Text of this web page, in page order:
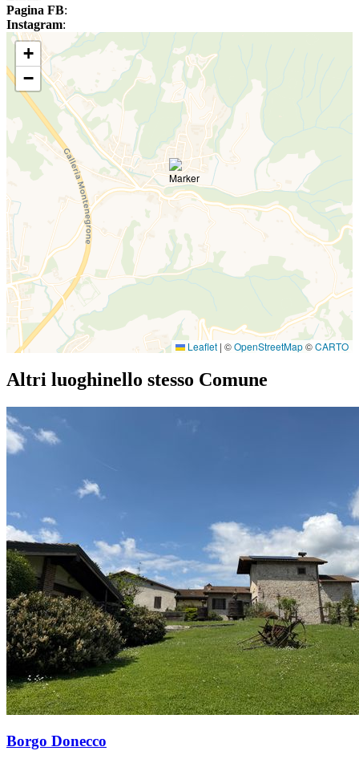
Pagina FB:
Instagram:
+
−
Leaflet | ©OpenStreetMap©CARTO
Altri luoghinello stesso Comune
Borgo Donecco